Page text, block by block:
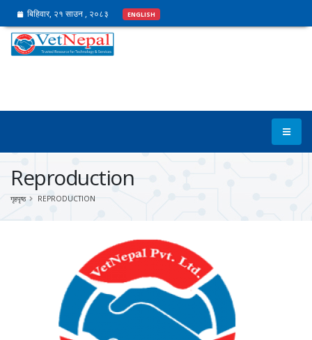
बिहिवार, २१ साउन , २०८३ ENGLISH
Reproduction
गृहपृष्ठ REPRODUCTION